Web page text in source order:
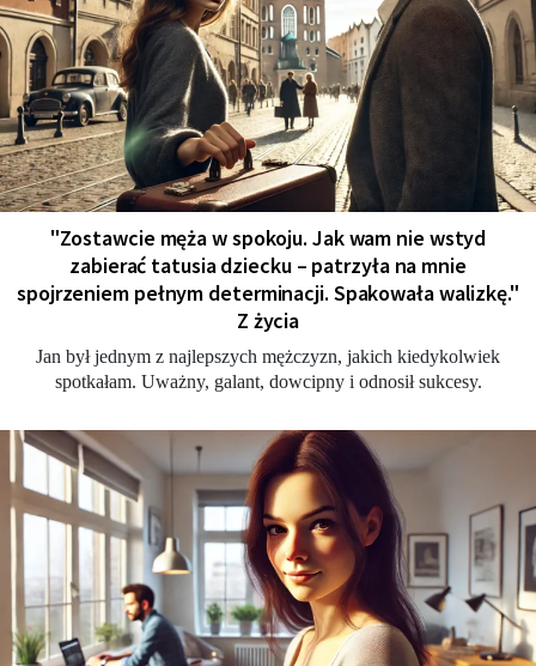
"Zostawcie męża w spokoju. Jak wam nie wstyd
zabierać tatusia dziecku – patrzyła na mnie
spojrzeniem pełnym determinacji. Spakowała walizkę."
Z życia
Jan był jednym z najlepszych mężczyzn, jakich kiedykolwiek
spotkałam. Uważny, galant, dowcipny i odnosił sukcesy.